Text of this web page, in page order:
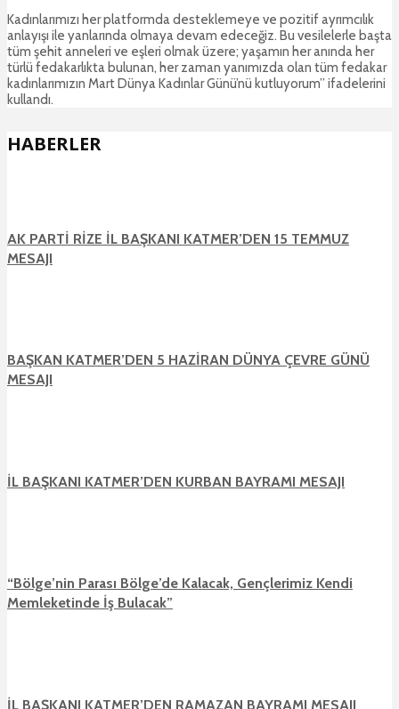
Kadınlarımızı her platformda desteklemeye ve pozitif ayrımcılık
anlayışı ile yanlarında olmaya devam edeceğiz. Bu vesilelerle başta
tüm şehit anneleri ve eşleri olmak üzere; yaşamın her anında her
türlü fedakarlıkta bulunan, her zaman yanımızda olan tüm fedakar
kadınlarımızın Mart Dünya Kadınlar Günü’nü kutluyorum” ifadelerini
kullandı.
HABERLER
AK PARTİ RİZE İL BAŞKANI KATMER’DEN 15 TEMMUZ
MESAJI
BAŞKAN KATMER’DEN 5 HAZİRAN DÜNYA ÇEVRE GÜNÜ
MESAJI
İL BAŞKANI KATMER’DEN KURBAN BAYRAMI MESAJI
“Bölge’nin Parası Bölge’de Kalacak, Gençlerimiz Kendi
Memleketinde İş Bulacak”
İL BAŞKANI KATMER’DEN RAMAZAN BAYRAMI MESAJI